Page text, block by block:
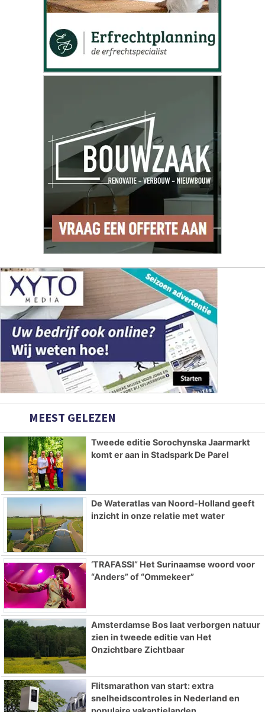
MEEST GELEZEN
Tweede editie Sorochynska Jaarmarkt
komt er aan in Stadspark De Parel
De Wateratlas van Noord-Holland geeft
inzicht in onze relatie met water
‘TRAFASSI” Het Surinaamse woord voor
“Anders” of “Ommekeer”
Amsterdamse Bos laat verborgen natuur
zien in tweede editie van Het
Onzichtbare Zichtbaar
Flitsmarathon van start: extra
snelheidscontroles in Nederland en